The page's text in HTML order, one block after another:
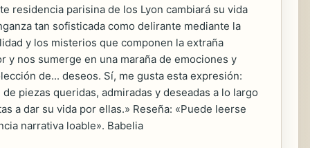
residencia parisina de los Lyon cambiará su vida
tan sofisticada como delirante mediante la
y los misterios que componen la extraña
y nos sumerge en una maraña de emociones y
de... deseos. Sí, me gusta esta expresión:
piezas queridas, admiradas y deseadas a lo largo
a dar su vida por ellas.» Reseña: «Puede leerse
narrativa loable». Babelia